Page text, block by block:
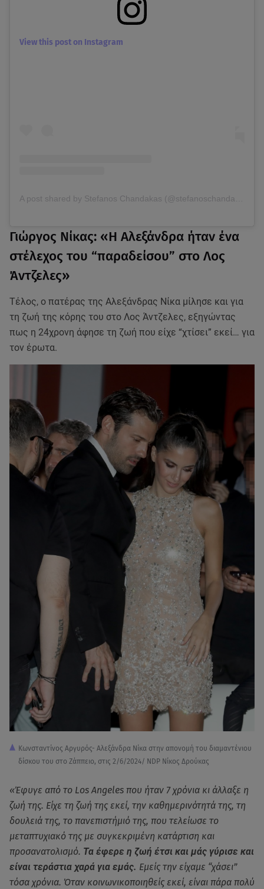
View this post on Instagram
Γιώργος Νίκας: «Η Αλεξάνδρα ήταν ένα
στέλεχος του “παραδείσου” στο Λος
Άντζελες»
Τέλος, ο πατέρας της Αλεξάνδρας Νίκα μίλησε και για
τη ζωή της κόρης του στο Λος Άντζελες, εξηγώντας
πως η 24χρονη άφησε τη ζωή που είχε “χτίσει” εκεί… για
τον έρωτα.
Κωνσταντίνος Αργυρός- Αλεξάνδρα Νίκα στην απονομή του διαμαντένιου
δίσκου του στο Ζάππειο, στις 2/6/2024/ NDP Nίκος Δρούκας
«Έφυγε από το Los Angeles που ήταν 7 χρόνια κι άλλαξε η
ζωή της. Είχε τη ζωή της εκεί, την καθημερινότητά της, τη
δουλειά της, το πανεπιστήμιό της, που τελείωσε το
μεταπτυχιακό της με συγκεκριμένη κατάρτιση και
προσανατολισμό. Τα έφερε η ζωή έτσι και μάς γύρισε και
είναι τεράστια χαρά για εμάς. Εμείς την είχαμε “χάσει”
τόσα χρόνια. Όταν κοινωνικοποιηθείς εκεί, είναι πάρα πολύ